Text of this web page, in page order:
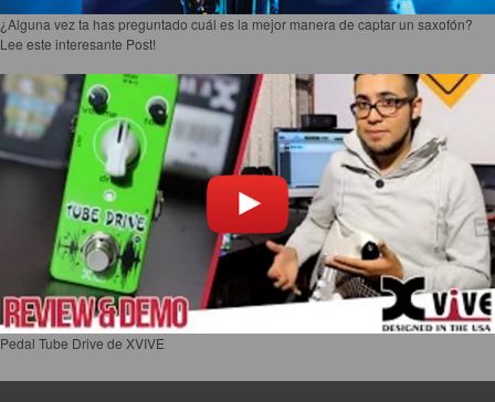
¿Alguna vez ta has preguntado cuál es la mejor manera de captar un saxofón?
Lee este interesante Post!
Pedal Tube Drive de XVIVE